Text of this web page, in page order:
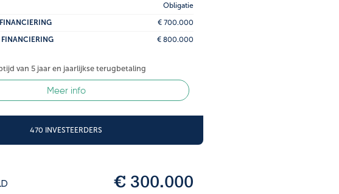
Obligatie
€ 700.000
€ 800.000
van 5 jaar en jaarlijkse terugbetaling
Meer info
470 INVESTEERDERS
€ 300.000